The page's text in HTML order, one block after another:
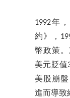
1992年
約》，
幣政策
美元貶值
美股崩
進而導致